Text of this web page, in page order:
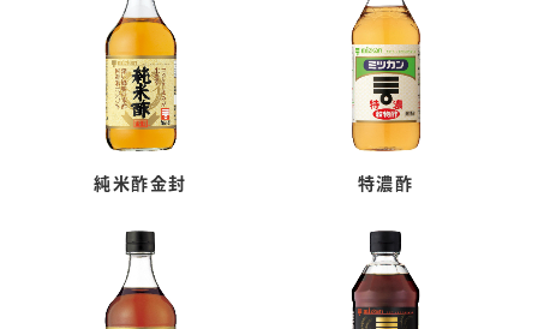
純米酢金封 特濃酢